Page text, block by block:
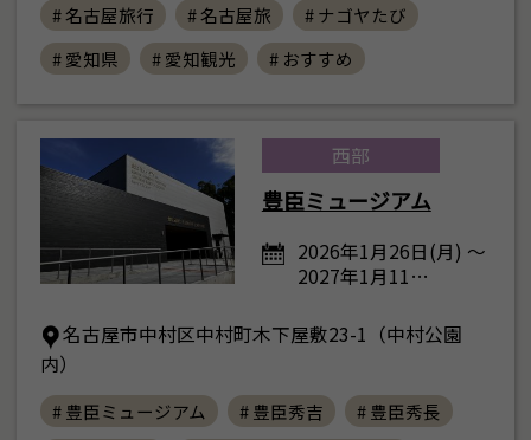
# 名古屋旅行
# 名古屋旅
# ナゴヤたび
# 愛知県
# 愛知観光 # おすすめ
西部
豊臣ミュージアム
2026年1月26日(月) ～
2027年1月11…
名古屋市中村区中村町木下屋敷23-1（中村公園
内）
# 豊臣ミュージアム # 豊臣秀吉
# 豊臣秀長